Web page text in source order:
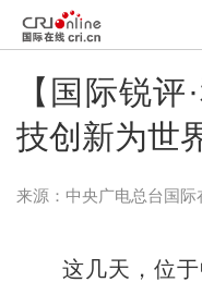
【国际锐
技创新为世
来源：中央广电总台国际
这几天，位于